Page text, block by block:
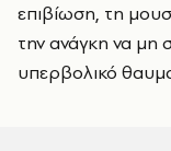
επιβίωση, τη
την ανάγκη να μη
υπερβολικό